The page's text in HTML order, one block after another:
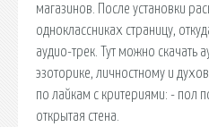
магазинов. После установки
одноклассниках страницу,
аудио-трек. Тут можно скачать
эзоторике, личностному и
по лайкам с критериями: - пол
открытая стена.